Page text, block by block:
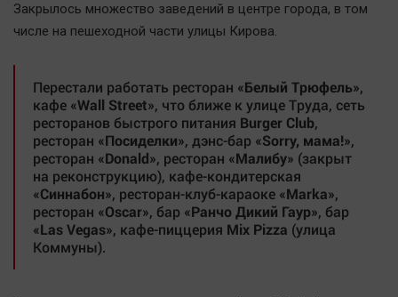
Закрылось множество заведений в центре города, в том
числе на пешеходной части улицы Кирова.
Перестали работать ресторан «Белый Трюфель»,
кафе «Wall Street», что ближе к улице Труда, сеть
ресторанов быстрого питания Burger Club,
ресторан «Посиделки», дэнс-бар «Sorry, мама!»,
ресторан «Donald», ресторан «Малибу» (закрыт
на реконструкцию), кафе-кондитерская
«Синнабон», ресторан-клуб-караоке «Marka»,
ресторан «Oscar», бар «Ранчо Дикий Гаур», бар
«Las Vegas», кафе-пиццерия Mix Pizza (улица
Коммуны).